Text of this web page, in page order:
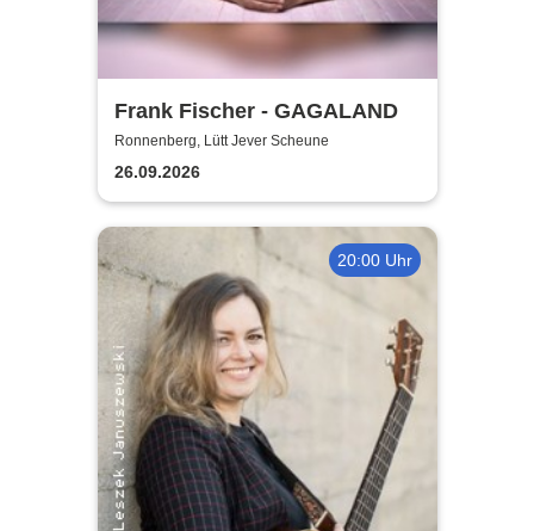
Frank Fischer - GAGALAND
Ronnenberg, Lütt Jever Scheune
26.09.2026
20:00 Uhr